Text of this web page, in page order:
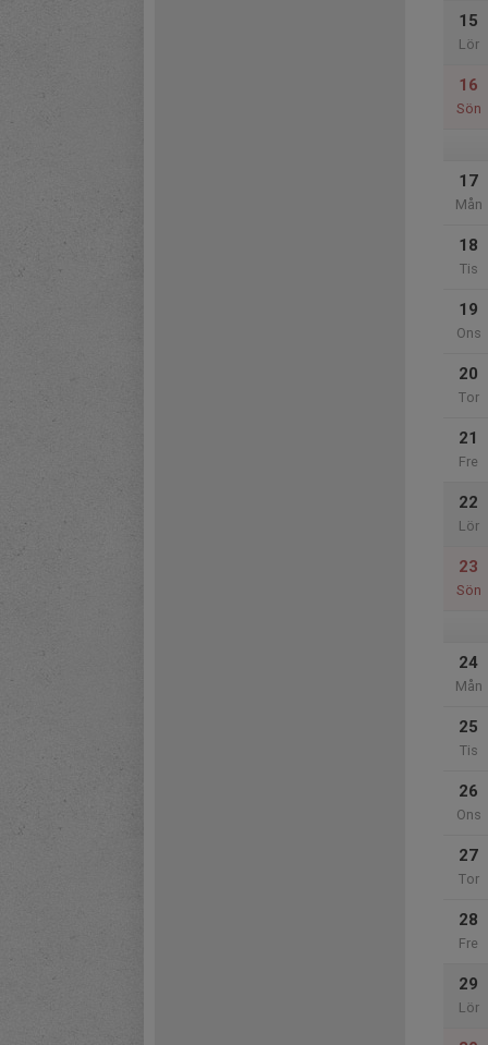
15
Lör
16
Sön
17
Mån
18
Tis
19
Ons
20
Tor
21
Fre
22
Lör
23
Sön
24
Mån
25
Tis
26
Ons
27
Tor
28
Fre
29
Lör